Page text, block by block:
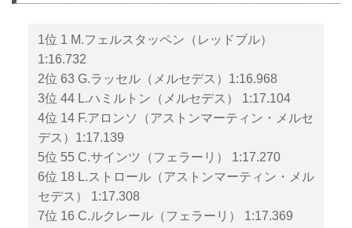
1位 1 M.フェルスタッペン（レッドブル）
1:16.732
2位 63 G.ラッセル（メルセデス）1:16.968
3位 44 L.ハミルトン（メルセデス） 1:17.104
4位 14 F.アロンソ（アストンマーティン・メルセ
デス）1:17.139
5位 55 C.サインツ（フェラーリ） 1:17.270
6位 18 L.ストロール（アストンマーティン・メル
セデス） 1:17.308
7位 16 C.ルクレール（フェラーリ） 1:17.369